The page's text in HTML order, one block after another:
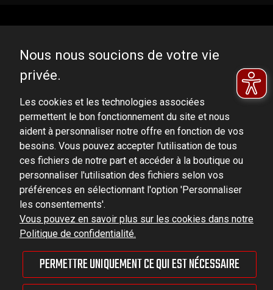
DOMINATOR GROUP Sp. z o.o.
Ludowa 59, 43-514 Kaniów, POLAND
VAT ID No.: 6521751083
dominator@dominator.pl
© Copyright 2022 | Dominator Group Sp. z o. o.
AFFICHER LA VERSION COMPLÈTE DU SITE
Nous nous soucions de votre vie
privée.
Les cookies et les technologies associées
permettent le bon fonctionnement du site et nous
aident à personnaliser notre offre en fonction de vos
besoins. Vous pouvez accepter l'utilisation de tous
ces fichiers de notre part et accéder à la boutique ou
personnaliser l'utilisation des fichiers selon vos
préférences en sélectionnant l'option 'Personnaliser
les consentements'.
Vous pouvez en savoir plus sur les cookies dans notre
Politique de confidentialité.
PERMETTRE UNIQUEMENT CE QUI EST NÉCESSAIRE